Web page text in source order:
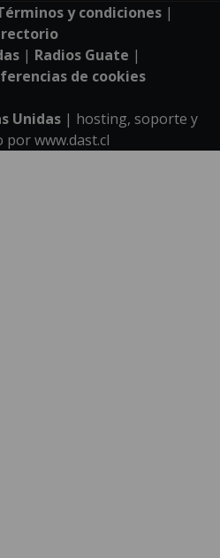
y condiciones|
| Radios Guate |
de cookies
Unidas| hosting, soporte y
porwww.dast.cl